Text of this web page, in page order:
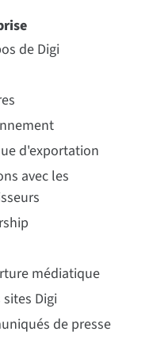
de Digi
d'exportation
avec les
médiatique
Digi
de presse